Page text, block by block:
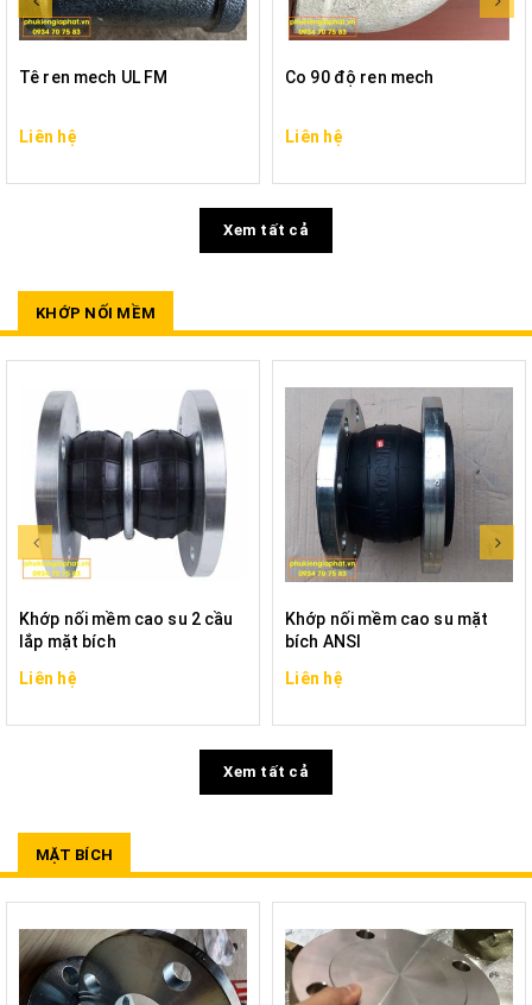
Tê ren mech UL FM
Liên hệ
Co 90 độ ren mech
Liên hệ
Xem tất cả
KHỚP NỐI MỀM
Khớp nối mềm cao su 2 cầu
lắp mặt bích
Liên hệ
Khớp nối mềm cao su mặt
bích ANSI
Liên hệ
Xem tất cả
MẶT BÍCH